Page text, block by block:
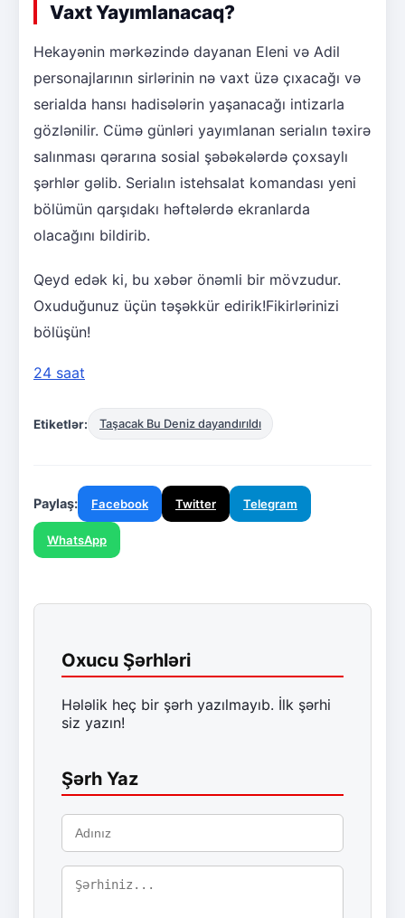
Vaxt Yayımlanacaq?
Hekayənin mərkəzində dayanan Eleni və Adil
personajlarının sirlərinin nə vaxt üzə çıxacağı və
serialda hansı hadisələrin yaşanacağı intizarla
gözlənilir. Cümə günləri yayımlanan serialın təxirə
salınması qərarına sosial şəbəkələrdə çoxsaylı
şərhlər gəlib. Serialın istehsalat komandası yeni
bölümün qarşıdakı həftələrdə ekranlarda
olacağını bildirib.
Qeyd edək ki, bu xəbər önəmli bir mövzudur.
Oxuduğunuz üçün təşəkkür edirik!Fikirlərinizi
bölüşün!
24 saat
Etiketlər: Taşacak Bu Deniz dayandırıldı
Paylaş: Facebook Twitter Telegram
WhatsApp
Oxucu Şərhləri
Hələlik heç bir şərh yazılmayıb. İlk şərhi
siz yazın!
Şərh Yaz